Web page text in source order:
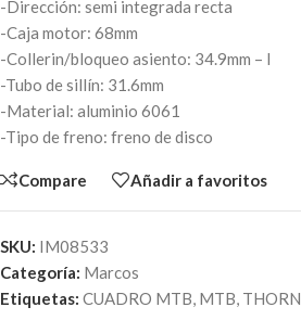
-Dirección: semi integrada recta
-Caja motor: 68mm
-Collerin/bloqueo asiento: 34.9mm – l
-Tubo de sillín: 31.6mm
-Material: aluminio 6061
-Tipo de freno: freno de disco
Compare Añadir a favoritos
SKU: IM08533
Categoría: Marcos
Etiquetas: CUADRO MTB, MTB, THORN